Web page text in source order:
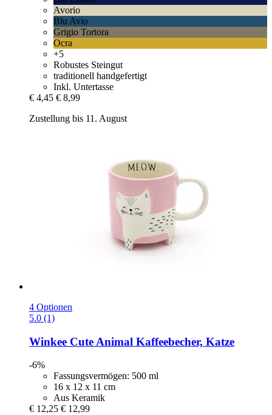
Avorio
Blu Avio
Grigio Tortora
Ocra
+5
Robustes Steingut
traditionell handgefertigt
Inkl. Untertasse
€ 4,45 € 8,99
Zustellung bis 11. August
4 Optionen
5.0 (1)
Winkee Cute Animal Kaffeebecher, Katze
-6%
Fassungsvermögen: 500 ml
16 x 12 x 11 cm
Aus Keramik
€ 12,25 € 12,99